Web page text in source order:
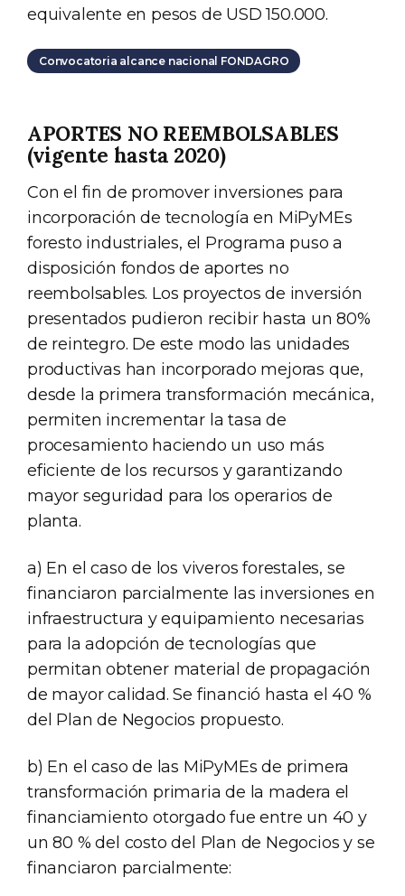
equivalente en pesos de USD 150.000.
Convocatoria alcance nacional FONDAGRO
APORTES NO REEMBOLSABLES
(vigente hasta 2020)
Con el fin de promover inversiones para
incorporación de tecnología en MiPyMEs
foresto industriales, el Programa puso a
disposición fondos de aportes no
reembolsables. Los proyectos de inversión
presentados pudieron recibir hasta un 80%
de reintegro. De este modo las unidades
productivas han incorporado mejoras que,
desde la primera transformación mecánica,
permiten incrementar la tasa de
procesamiento haciendo un uso más
eficiente de los recursos y garantizando
mayor seguridad para los operarios de
planta.
a) En el caso de los viveros forestales, se
financiaron parcialmente las inversiones en
infraestructura y equipamiento necesarias
para la adopción de tecnologías que
permitan obtener material de propagación
de mayor calidad. Se financió hasta el 40 %
del Plan de Negocios propuesto.
b) En el caso de las MiPyMEs de primera
transformación primaria de la madera el
financiamiento otorgado fue entre un 40 y
un 80 % del costo del Plan de Negocios y se
financiaron parcialmente: